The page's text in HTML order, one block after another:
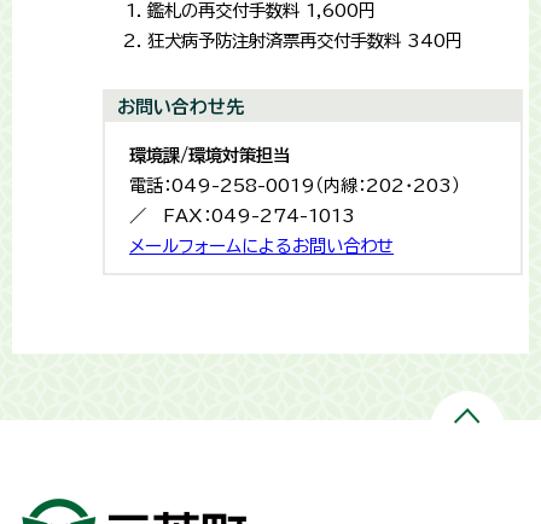
鑑札の再交付手数料 1,600円
狂犬病予防注射済票再交付手数料 340円
お問い合わせ先
環境課/環境対策担当
電話：049-258-0019（内線：202・203）
／ FAX：049-274-1013
メールフォームによるお問い合わせ